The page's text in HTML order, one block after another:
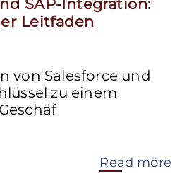
SAP-Integration:
Leitfaden
von Salesforce und
zu einem
Read more